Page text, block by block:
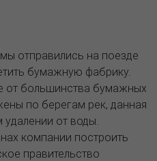
отправились на поезде
бумажную фабрику.
от большинства бумажных
по берегам рек, данная
удалении от воды.
компании построить
правительство